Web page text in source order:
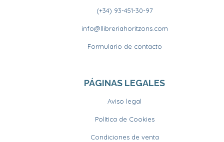
(+34) 93-451-30-97
info@llibreriahoritzons.com
Formulario de contacto
PÁGINAS LEGALES
Aviso legal
Política de Cookies
Condiciones de venta